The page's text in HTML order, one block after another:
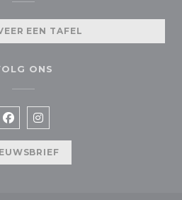
EEN TAFEL
ONS
Facebook ((opent in een
Instagram ((opent in een